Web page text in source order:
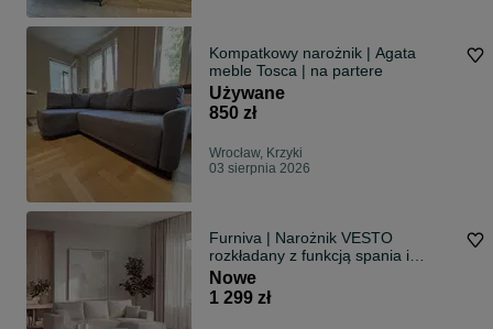
Kompatkowy narożnik | Agata
meble Tosca | na partere
Używane
850 zł
Wrocław, Krzyki
03 sierpnia 2026
Furniva | Narożnik VESTO
rozkładany z funkcją spania i
pojemnikiem na pościel | Rogówka
kanapa sofa narożna sztruks |
NOWY od producenta | Dostawa
Nowe
1 299 zł